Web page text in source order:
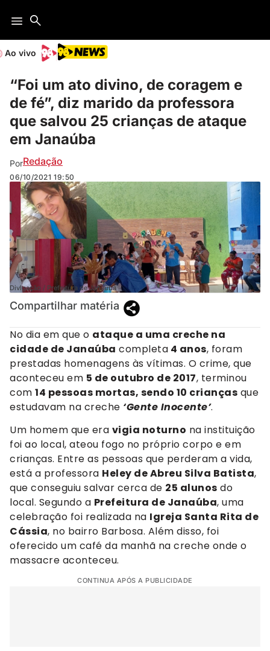
Ao vivo
“Foi um ato divino, de coragem e
de fé”, diz marido da professora
que salvou 25 crianças de ataque
em Janaúba
PorRedação
06/10/2021 19:50
Divlgação / Prefeitura de Janaúba
Compartilhar matéria
No dia em que o ataque a uma creche na
cidade de Janaúba completa 4 anos, foram
prestadas homenagens às vítimas. O crime, que
aconteceu em 5 de outubro de 2017, terminou
com 14 pessoas mortas, sendo 10 crianças que
estudavam na creche ‘Gente Inocente’.
Um homem que era vigia noturno na instituição
foi ao local, ateou fogo no próprio corpo e em
crianças. Entre as pessoas que perderam a vida,
está a professora Heley de Abreu Silva Batista,
que conseguiu salvar cerca de 25 alunos do
local. Segundo a Prefeitura de Janaúba, uma
celebração foi realizada na Igreja Santa Rita de
Cássia, no bairro Barbosa. Além disso, foi
oferecido um café da manhã na creche onde o
massacre aconteceu.
CONTINUA APÓS A PUBLICIDADE